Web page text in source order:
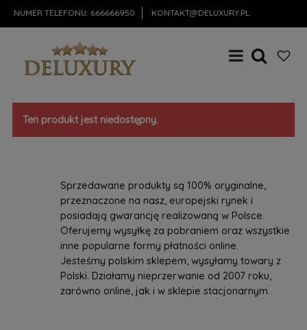
NUMER TELEFONU: 666666950 KONTAKT@DELUXURY.PL
Ten produkt jest niedostępny.
Sprzedawane produkty są 100% oryginalne,
przeznaczone na nasz, europejski rynek i
posiadają gwarancję realizowaną w Polsce.
Oferujemy wysyłkę za pobraniem oraz wszystkie
inne popularne formy płatności online.
Jesteśmy polskim sklepem, wysyłamy towary z
Polski. Działamy nieprzerwanie od 2007 roku,
zarówno online, jak i w sklepie stacjonarnym.